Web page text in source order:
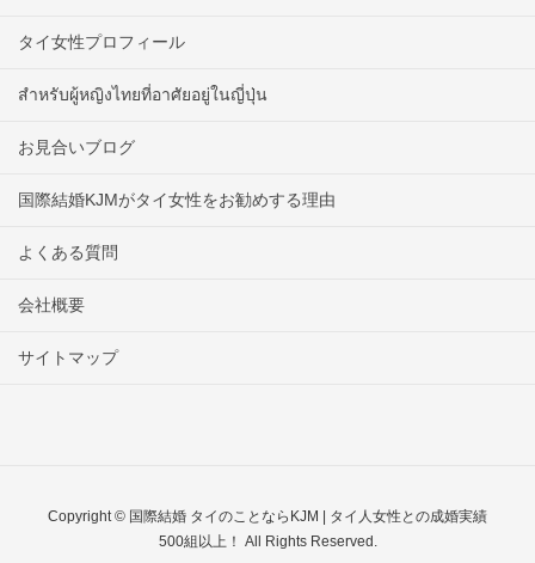
タイ女性プロフィール
สำหรับผู้หญิงไทยที่อาศัยอยู่ในญี่ปุ่น
お見合いブログ
国際結婚KJMがタイ女性をお勧めする理由
よくある質問
会社概要
サイトマップ
Copyright © 国際結婚 タイのことならKJM | タイ人女性との成婚実績
500組以上！ All Rights Reserved.